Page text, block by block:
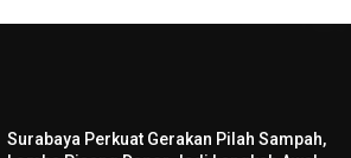
Surabaya Perkuat Gerakan Pilah Sampah,